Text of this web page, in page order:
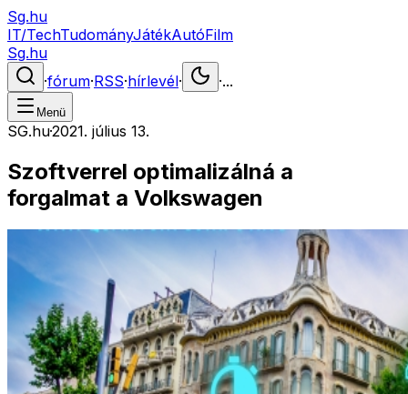
Sg.hu
IT/TechTudományJátékAutóFilm
Sg.hu
·fórum·RSS·hírlevél· ·...
Menü
SG.hu·2021. július 13.
Szoftverrel optimalizálná a
forgalmat a Volkswagen